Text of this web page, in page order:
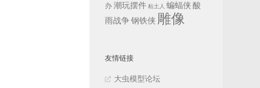
办潮玩摆件 粘土人 蝙蝠侠酸
雨战争钢铁侠 雕像
友情链接
大虫模型论坛